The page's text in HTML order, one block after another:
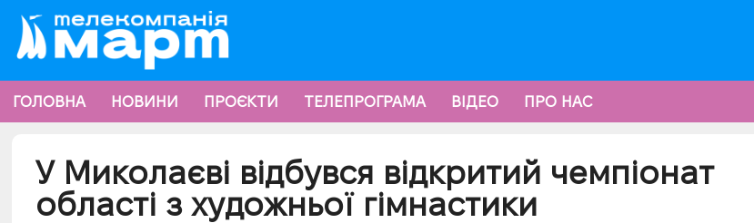
ГОЛОВНА НОВИНИ ПРОЄКТИ ТЕЛЕПРОГРАМА ВІДЕО ПРО НАС
У Миколаєві відбувся відкритий чемпіонат
області з художньої гімнастики